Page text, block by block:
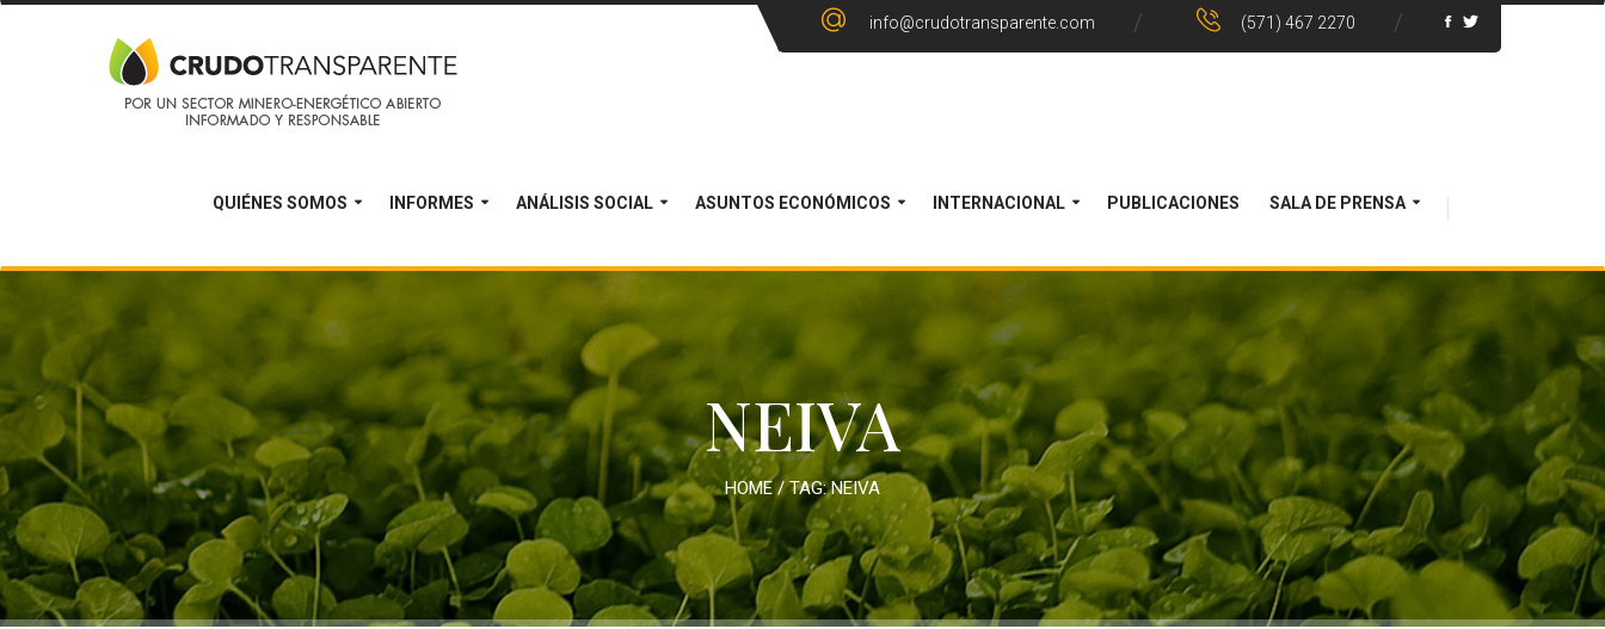
info@crudotransparente.com (571) 467 2270
QUIÉNES SOMOS INFORMES ANÁLISIS SOCIAL ASUNTOS ECONÓMICOS INTERNACIONAL PUBLICACIONES SALA DE PRENSA
NEIVA
HOME/ TAG:NEIVA